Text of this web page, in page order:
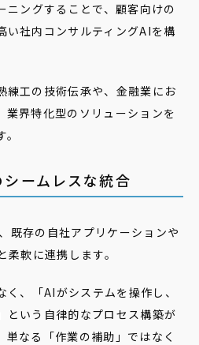
ングすることで、顧客向けの
い社内コンサルティングAIを構
練工の技術伝承や、金融業にお
業界特化型のソリューションを
ームレスな統合
既存の自社アプリケーションや
軟に連携します。
く、「AIがシステムを操作し、
という自律的なプロセス構築が
なる「作業の補助」ではなく